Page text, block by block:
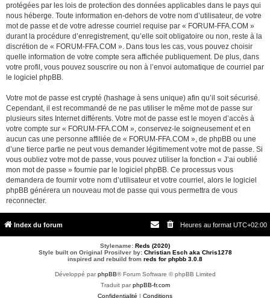
protégées par les lois de protection des données applicables dans le pays qui
nous héberge. Toute information en-dehors de votre nom d’utilisateur, de votre
mot de passe et de votre adresse courriel requise par « FORUM-FFA.COM »
durant la procédure d’enregistrement, qu’elle soit obligatoire ou non, reste à la
discrétion de « FORUM-FFA.COM ». Dans tous les cas, vous pouvez choisir
quelle information de votre compte sera affichée publiquement. De plus, dans
votre profil, vous pouvez souscrire ou non à l’envoi automatique de courriel par
le logiciel phpBB.
Votre mot de passe est crypté (hashage à sens unique) afin qu’il soit sécurisé.
Cependant, il est recommandé de ne pas utiliser le même mot de passe sur
plusieurs sites Internet différents. Votre mot de passe est le moyen d’accès à
votre compte sur « FORUM-FFA.COM », conservez-le soigneusement et en
aucun cas une personne affiliée de « FORUM-FFA.COM », de phpBB ou une
d’une tierce partie ne peut vous demander légitimement votre mot de passe. Si
vous oubliez votre mot de passe, vous pouvez utiliser la fonction « J’ai oublié
mon mot de passe » fournie par le logiciel phpBB. Ce processus vous
demandera de fournir votre nom d’utilisateur et votre courriel, alors le logiciel
phpBB générera un nouveau mot de passe qui vous permettra de vous
reconnecter.
Index du forum Heures au format UTC+02:00
Stylename: Reds (2020)
Style built on Original Prosilver by: Christian Esch aka Chris1278
inspired and rebuild from reds for phpbb 3.0.8
Développé parphpBB® Forum Software © phpBB Limited
Traduit parphpBB-fr.com
Confidentialité | Conditions